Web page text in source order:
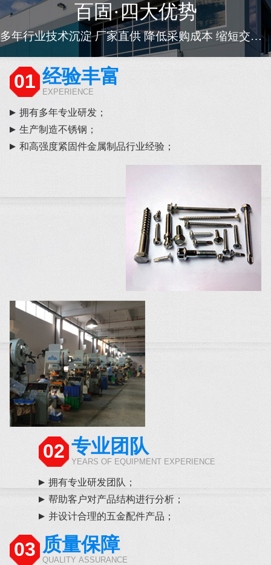
百固·四大优势
多年行业技术沉淀 厂家直供 降低采购成本 缩短交货周期
01 经验丰富
EXPERIENCE
拥有多年专业研发；
生产制造不锈钢；
和高强度紧固件金属制品行业经验；
02 专业团队
YEARS OF EQUIPMENT EXPERIENCE
拥有专业研发团队；
帮助客户对产品结构进行分析；
并设计合理的五金配件产品；
03 质量保障
QUALITY ASSURANCE